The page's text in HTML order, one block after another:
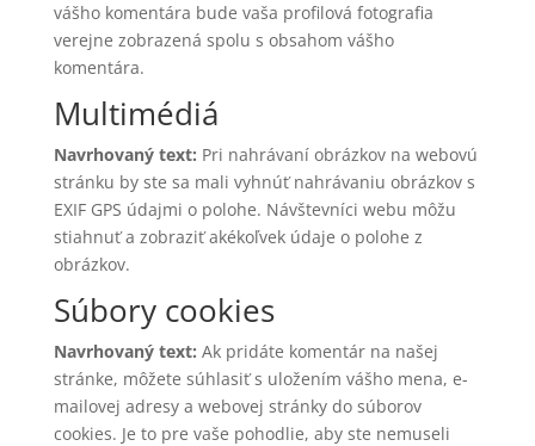
vášho komentára bude vaša profilová fotografia
verejne zobrazená spolu s obsahom vášho
komentára.
Multimédiá
Navrhovaný text: Pri nahrávaní obrázkov na webovú
stránku by ste sa mali vyhnúť nahrávaniu obrázkov s
EXIF GPS údajmi o polohe. Návštevníci webu môžu
stiahnuť a zobraziť akékoľvek údaje o polohe z
obrázkov.
Súbory cookies
Navrhovaný text: Ak pridáte komentár na našej
stránke, môžete súhlasiť s uložením vášho mena, e-
mailovej adresy a webovej stránky do súborov
cookies. Je to pre vaše pohodlie, aby ste nemuseli